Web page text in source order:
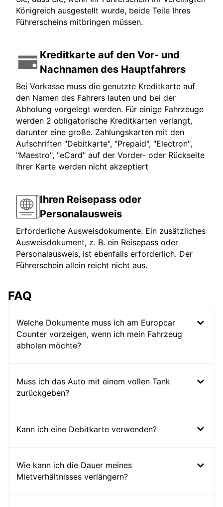
Königreich ausgestellt wurde, beide Teile Ihres
Führerscheins mitbringen müssen.
Kreditkarte auf den Vor- und
Nachnamen des Hauptfahrers
Bei Vorkasse muss die genutzte Kreditkarte auf
den Namen des Fahrers lauten und bei der
Abholung vorgelegt werden. Für einige Fahrzeuge
werden 2 obligatorische Kreditkarten verlangt,
darunter eine große. Zahlungskarten mit den
Aufschriften "Debitkarte", "Prepaid", "Electron",
"Maestro", "eCard" auf der Vorder- oder Rückseite
Ihrer Karte werden nicht akzeptiert
Ihren Reisepass oder
Personalausweis
Erforderliche Ausweisdokumente: Ein zusätzliches
Ausweisdokument, z. B. ein Reisepass oder
Personalausweis, ist ebenfalls erforderlich. Der
Führerschein allein reicht nicht aus.
FAQ
Welche Dokumente muss ich am Europcar
Counter vorzeigen, wenn ich mein Fahrzeug
abholen möchte?
Muss ich das Auto mit einem vollen Tank
zurückgeben?
Kann ich eine Debitkarte verwenden?
Wie kann ich die Dauer meines
Mietverhältnisses verlängern?